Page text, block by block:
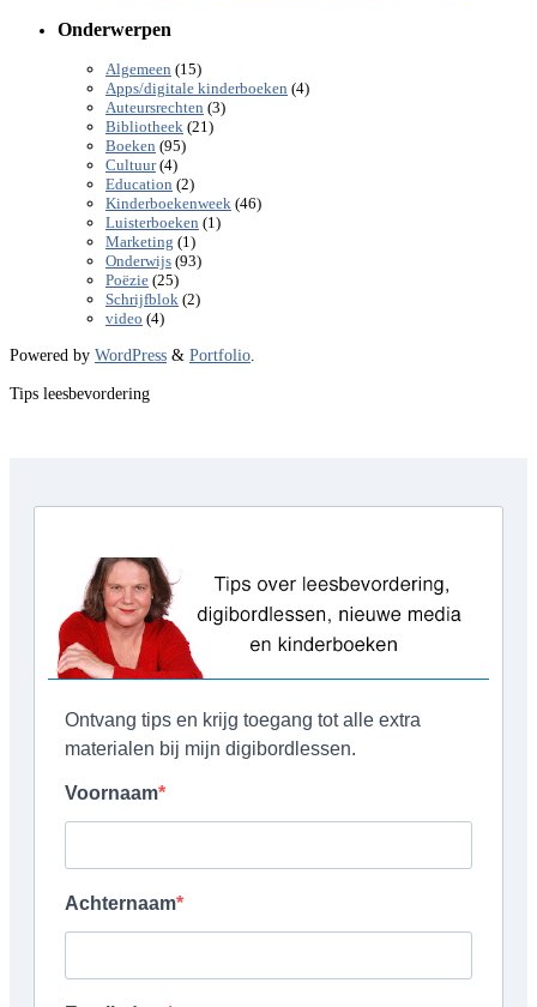
Onderwerpen
Algemeen (15)
Apps/digitale kinderboeken (4)
Auteursrechten (3)
Bibliotheek (21)
Boeken (95)
Cultuur(4)
Education (2)
Kinderboekenweek (46)
Luisterboeken (1)
Marketing (1)
Onderwijs (93)
Poëzie (25)
Schrijfblok (2)
video (4)
Powered by WordPress & Portfolio.
Tips leesbevordering